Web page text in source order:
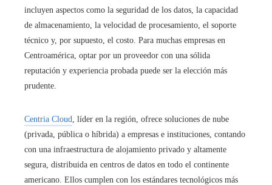
incluyen aspectos como la seguridad de los datos, la capacidad
de almacenamiento, la velocidad de procesamiento, el soporte
técnico y, por supuesto, el costo. Para muchas empresas en
Centroamérica, optar por un proveedor con una sólida
reputación y experiencia probada puede ser la elección más
prudente.
Centria Cloud
, líder en la región, ofrece soluciones de nube
(privada, pública o híbrida) a empresas e instituciones, contando
con una infraestructura de alojamiento privado y altamente
segura, distribuida en centros de datos en todo el continente
americano. Ellos cumplen con los estándares tecnológicos más